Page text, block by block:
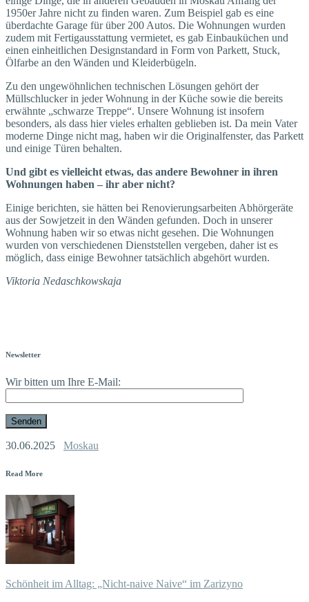
1950er Jahre nicht zu finden waren. Zum Beispiel gab es eine
überdachte Garage für über 200 Autos. Die Wohnungen wurden
zudem mit Fertigausstattung vermietet, es gab Einbauküchen und
einen einheitlichen Designstandard in Form von Parkett, Stuck,
Ölfarbe an den Wänden und Kleiderbügeln.
Zu den ungewöhnlichen technischen Lösungen gehört der
Müllschlucker in jeder Wohnung in der Küche sowie die bereits
erwähnte „schwarze Treppe“. Unsere Wohnung ist insofern
besonders, als dass hier vieles erhalten geblieben ist. Da mein Vater
moderne Dinge nicht mag, haben wir die Originalfenster, das Parkett
und einige Türen behalten.
Und gibt es vielleicht etwas, das andere Bewohner in ihren
Wohnungen haben – ihr aber nicht?
Einige berichten, sie hätten bei Renovierungsarbeiten Abhörgeräte
aus der Sowjetzeit in den Wänden gefunden. Doch in unserer
Wohnung haben wir so etwas nicht gesehen. Die Wohnungen
wurden von verschiedenen Dienststellen vergeben, daher ist es
möglich, dass einige Bewohner tatsächlich abgehört wurden.
Viktoria Nedaschkowskaja
Newsletter
Wir bitten um Ihre E-Mail:
30.06.2025 Moskau
Read More
Schönheit im Alltag: „Nicht-naive Naive“ im Zarizyno